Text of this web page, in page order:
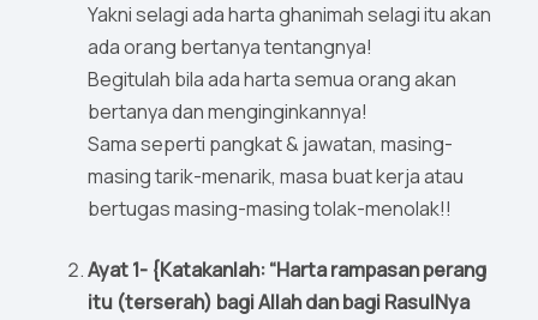
Yakni selagi ada harta ghanimah selagi itu akan
ada orang bertanya tentangnya!
Begitulah bila ada harta semua orang akan
bertanya dan menginginkannya!
Sama seperti pangkat & jawatan, masing-
masing tarik-menarik, masa buat kerja atau
bertugas masing-masing tolak-menolak!!
Ayat 1- {Katakanlah: “Harta rampasan perang
itu (terserah) bagi Allah dan bagi RasulNya